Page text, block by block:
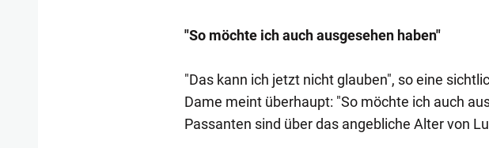
"So möchte ich auch ausgesehen haben"
"Das kann ich jetzt nicht glauben", so eine
Dame meint überhaupt: "So möchte ich auch
Passanten sind über das angebliche Alter von